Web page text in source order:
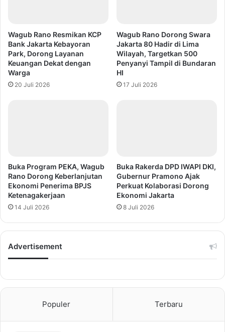
Wagub Rano Resmikan KCP
Bank Jakarta Kebayoran
Park, Dorong Layanan
Keuangan Dekat dengan
Warga
20 Juli 2026
Wagub Rano Dorong Swara
Jakarta 80 Hadir di Lima
Wilayah, Targetkan 500
Penyanyi Tampil di Bundaran
HI
17 Juli 2026
Buka Program PEKA, Wagub
Rano Dorong Keberlanjutan
Ekonomi Penerima BPJS
Ketenagakerjaan
14 Juli 2026
Buka Rakerda DPD IWAPI DKI,
Gubernur Pramono Ajak
Perkuat Kolaborasi Dorong
Ekonomi Jakarta
8 Juli 2026
Advertisement
Populer Terbaru